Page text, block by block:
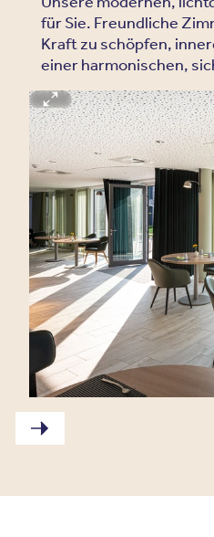
für Sie. Freundliche
Kraft zu schöpfen,
einer harmonischen,